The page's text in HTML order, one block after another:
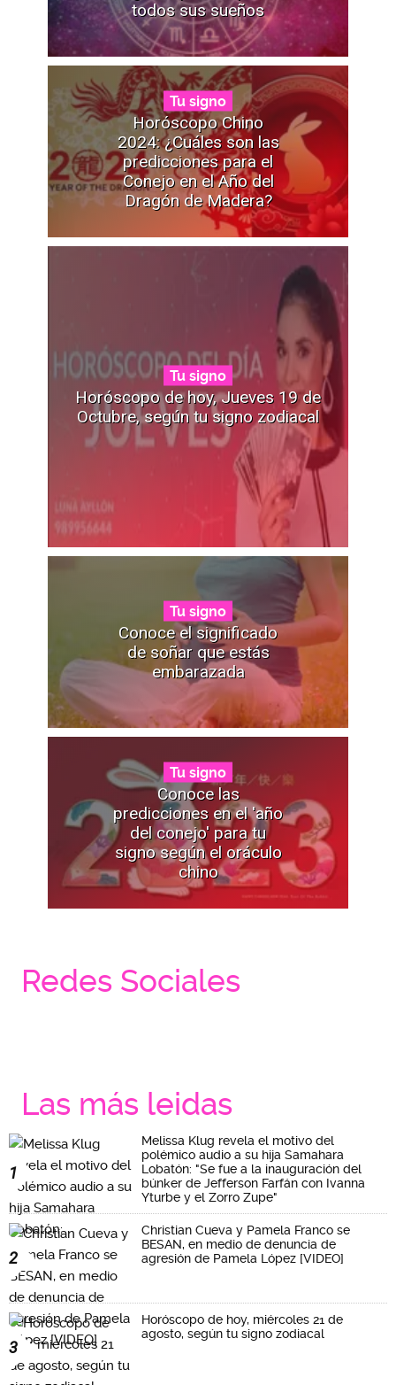
todos sus sueños
Tu signo
Horóscopo Chino
2024: ¿Cuáles son las
predicciones para el
Conejo en el Año del
Dragón de Madera?
Tu signo
Horóscopo de hoy, Jueves 19 de
Octubre, según tu signo zodiacal
Tu signo
Conoce el significado
de soñar que estás
embarazada
Tu signo
Conoce las
predicciones en el 'año
del conejo' para tu
signo según el oráculo
chino
Redes Sociales
Las más leidas
1
Melissa Klug revela el motivo del
polémico audio a su hija Samahara
Lobatón: "Se fue a la inauguración del
búnker de Jefferson Farfán con Ivanna
Yturbe y el Zorro Zupe"
2
Christian Cueva y Pamela Franco se
BESAN, en medio de denuncia de
agresión de Pamela López [VIDEO]
3
Horóscopo de hoy, miércoles 21 de
agosto, según tu signo zodiacal